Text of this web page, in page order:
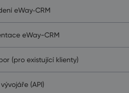
eWay‑CRM
eWay-CRM
(pro existující klienty)
(API)